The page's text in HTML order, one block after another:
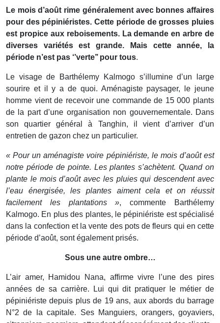
Le mois d’août rime généralement avec bonnes affaires
pour des pépiniéristes. Cette période de grosses pluies
est propice aux reboisements. La demande en arbre de
diverses variétés est grande. Mais cette année, la
période n’est pas ‘’verte’’ pour tous.
Le visage de Barthélemy Kalmogo s’illumine d’un large
sourire et il y a de quoi. Aménagiste paysager, le jeune
homme vient de recevoir une commande de 15 000 plants
de la part d’une organisation non gouvernementale. Dans
son quartier général à Tanghin, il vient d’arriver d’un
entretien de gazon chez un particulier.
« Pour un aménagiste voire pépiniériste, le mois d’août est
notre période de pointe. Les plantes s’achètent. Quand on
plante le mois d’août avec les pluies qui descendent avec
l’eau énergisée, les plantes aiment cela et on réussit
facilement les plantations », commente Barthélemy
Kalmogo. En plus des plantes, le pépiniériste est spécialisé
dans la confection et la vente des pots de fleurs qui en cette
période d’août, sont également prisés.
Sous une autre ombre…
L’air amer, Hamidou Nana, affirme vivre l’une des pires
années de sa carrière. Lui qui dit pratiquer le métier de
pépiniériste depuis plus de 19 ans, aux abords du barrage
N°2 de la capitale. Ses Manguiers, orangers, goyaviers,